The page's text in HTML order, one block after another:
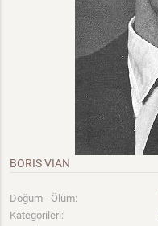
BORIS VIAN
Doğum - Ölüm:
Kategorileri: